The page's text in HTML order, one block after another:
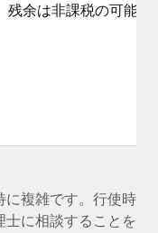
残余は非課税の可能性
に複雑です。行使時
に相談することを